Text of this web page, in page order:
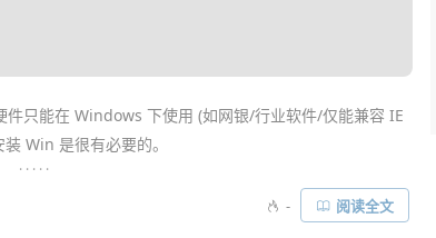
件只能在 Windows 下使用 (如网银/行业软件/仅能兼容 IE
Win 是很有必要的。
用 VMWare Fusion Pro 26H1是 Mac 下优
和苹果 M 系列芯片，能无需重
. . . . .
- 阅读全文